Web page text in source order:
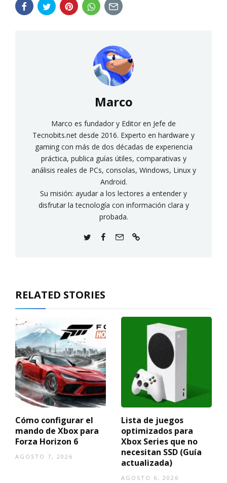
Marco
Marco es fundador y Editor en Jefe de
Tecnobits.net desde 2016. Experto en hardware y
gaming con más de dos décadas de experiencia
práctica, publica guías útiles, comparativas y
análisis reales de PCs, consolas, Windows, Linux y
Android.
Su misión: ayudar a los lectores a entender y
disfrutar la tecnología con información clara y
probada.
RELATED STORIES
Cómo configurar el
mando de Xbox para
Forza Horizon 6
AGOSTO 7, 2026
Lista de juegos
optimizados para
Xbox Series que no
necesitan SSD (Guía
actualizada)
AGOSTO 6, 2026